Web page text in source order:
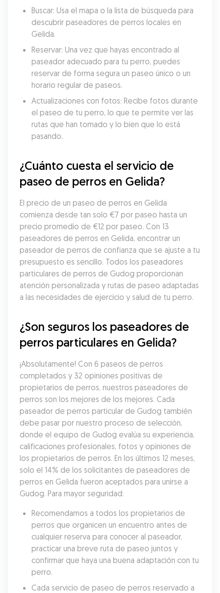
Buscar: Usa el mapa o la lista de búsqueda para
descubrir paseadores de perros locales en
Gelida.
Reservar: Una vez que hayas encontrado al
paseador adecuado para tu perro, puedes
reservar de forma segura un paseo único o un
horario regular de paseos.
Actualizaciones con fotos: Recibe fotos durante
el paseo de tu perro, lo que te permite ver las
rutas que han tomado y lo bien que lo está
pasando.
¿Cuánto cuesta el servicio de
paseo de perros en Gelida?
El precio de un paseo de perros en Gelida
comienza desde tan solo €7 por paseo hasta un
precio promedio de €12 por paseo. Con 13
paseadores de perros en Gelida, encontrar un
paseador de perros de confianza que se ajuste a tu
presupuesto es sencillo. Todos los paseadores
particulares de perros de Gudog proporcionan
atención personalizada y rutas de paseo adaptadas
a las necesidades de ejercicio y salud de tu perro.
¿Son seguros los paseadores de
perros particulares en Gelida?
¡Absolutamente! Con 6 paseos de perros
completados y 32 opiniones positivas de
propietarios de perros, nuestros paseadores de
perros son los mejores de los mejores. Cada
paseador de perros particular de Gudog también
debe pasar por nuestro proceso de selección,
donde el equipo de Gudog evalúa su experiencia,
calificaciones profesionales, fotos y opiniones de
los propietarios de perros. En los últimos 12 meses,
solo el 14% de los solicitantes de paseadores de
perros en Gelida fueron aceptados para unirse a
Gudog. Para mayor seguridad:
Recomendamos a todos los propietarios de
perros que organicen un encuentro antes de
cualquier reserva para conocer al paseador,
practicar una breve ruta de paseo juntos y
confirmar que haya una buena adaptación con tu
perro.
Cada servicio de paseo de perros reservado a